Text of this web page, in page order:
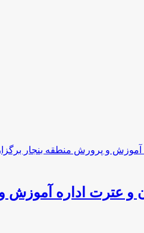
و عترت اداره آموزش